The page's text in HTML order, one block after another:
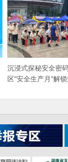
沉浸式探秘安全密
区“安全生产月”解